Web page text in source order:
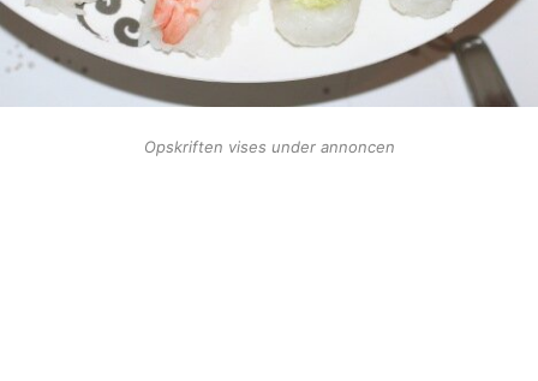
Opskriften vises under annoncen